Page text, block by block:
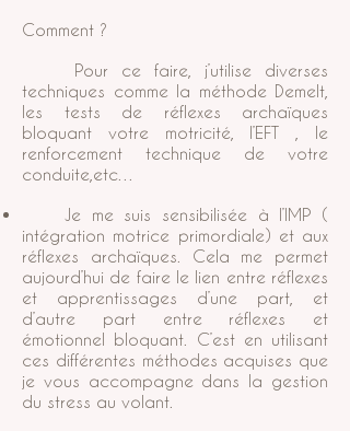
Comment ?
Pour ce faire, j’utilise diverses
techniques comme la méthode Demelt,
les tests de réflexes archaïques
bloquant votre motricité, l’EFT , le
renforcement technique de votre
conduite,etc…
Je me suis sensibilisée à l’IMP (
intégration motrice primordiale) et aux
réflexes archaïques. Cela me permet
aujourd’hui de faire le lien entre réflexes
et apprentissages d’une part, et
d’autre part entre réflexes et
émotionnel bloquant. C’est en utilisant
ces différentes méthodes acquises que
je vous accompagne dans la gestion
du stress au volant.